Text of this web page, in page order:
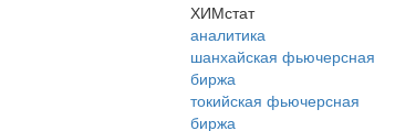
ХИМстат
аналитика
шанхайская фьючерсная
биржа
токийская фьючерсная
биржа